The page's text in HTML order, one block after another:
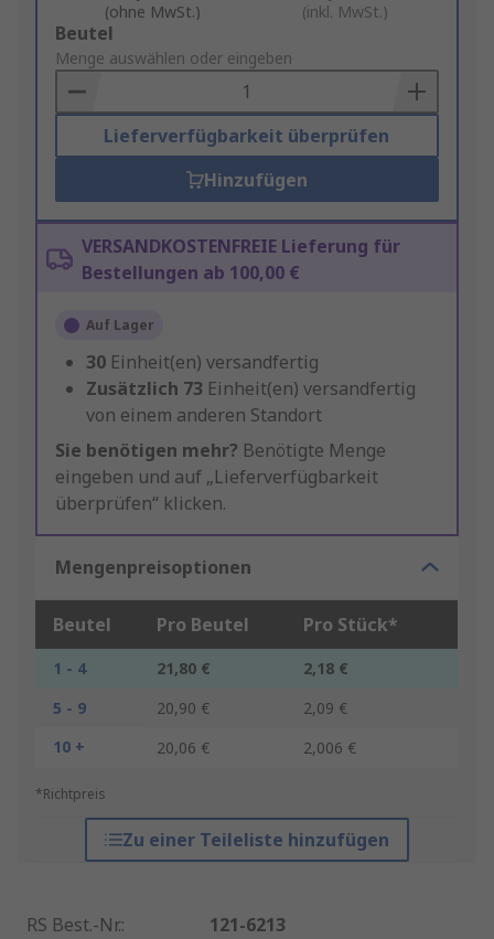
(ohne MwSt.) (inkl. MwSt.)
Add
to
Basket
Beutel
Menge auswählen oder eingeben
Lieferverfügbarkeit überprüfen
Hinzufügen
VERSANDKOSTENFREIE Lieferung für
Bestellungen ab 100,00 €
Auf Lager
30 Einheit(en) versandfertig
Zusätzlich 73 Einheit(en) versandfertig
von einem anderen Standort
Sie benötigen mehr? Benötigte Menge
eingeben und auf „Lieferverfügbarkeit
überprüfen“ klicken.
Mengenpreisoptionen
Beutel Pro Beutel Pro Stück*
1 - 4 21,80 €
2,18 €
5 - 9
20,90 €
2,09 €
10 +
20,06 € 2,006 €
*Richtpreis
Zu einer Teileliste hinzufügen
RS Best.-Nr.:
121-6213